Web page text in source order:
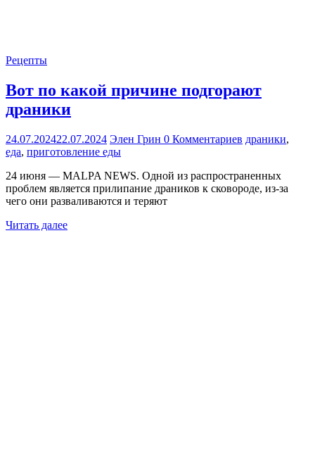
Рецепты
Вот по какой причине подгорают
драники
24.07.202422.07.2024 Элен Грин 0 Комментариев драники,
еда, приготовление еды
24 июня — MALPA NEWS. Одной из распространенных
проблем является прилипание драников к сковороде, из-за
чего они разваливаются и теряют
Читать далее